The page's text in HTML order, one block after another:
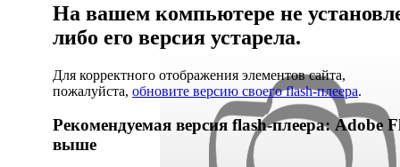
На вашем компьютере не
либо его версия устарела.
Для корректного отображения элементов сайта,
пожалуйста, обновите версию своего flash-плеера.
Рекомендуемая версия flash-плеера: Adobe
выше